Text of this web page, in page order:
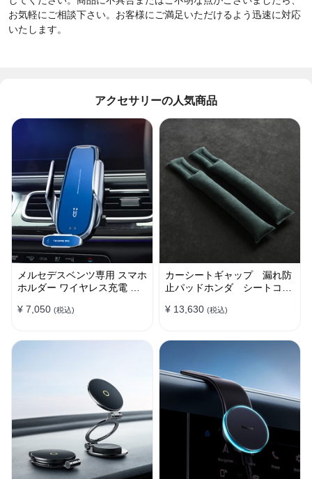
お気軽にご相談下さい。お客様にご満足いただけるよう迅速に対応
いたします。
アクセサリーの人気商品
メルセデスベンツ専用 スマホ
ホルダー ワイヤレス充電 吹
¥ 7,050 (税込)
カーシートギャップ 漏れ防
止パッドホンダ シートコン
¥ 13,630 (税込)